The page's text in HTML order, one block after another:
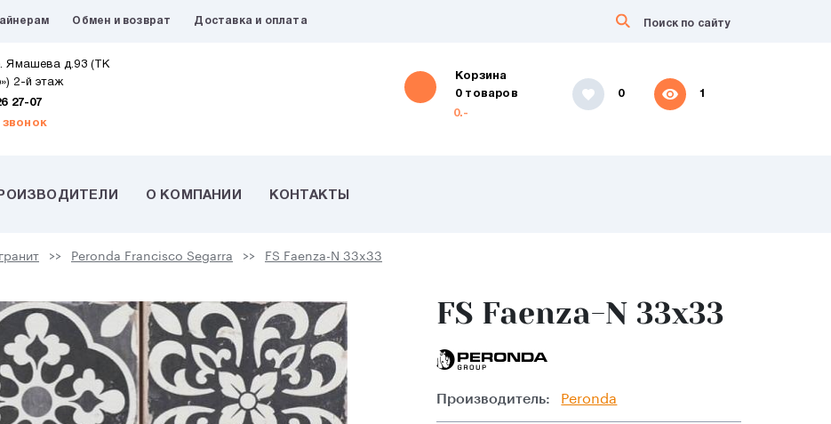
Обмен и возврат Доставка и оплата
Ямашева д.93 (ТК
2-й этаж
27-07
звонок
Корзина
0 товаров
0.-
0 1
О КОМПАНИИ КОНТАКТЫ
Peronda Francisco Segarra FS Faenza-N 33x33
FS Faenza-N 33x33
Производитель: Peronda